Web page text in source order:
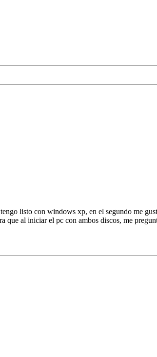
listo con windows xp, en el segundo me
que al iniciar el pc con ambos discos, me